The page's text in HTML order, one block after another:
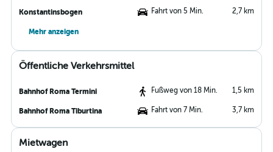
Konstantinsbogen Fahrt von 5 Min. 2,7 km
Mehr anzeigen
Öffentliche Verkehrsmittel
Bahnhof Roma Termini Fußweg von 18 Min. 1,5 km
Bahnhof Roma Tiburtina Fahrt von 7 Min. 3,7 km
Mietwagen